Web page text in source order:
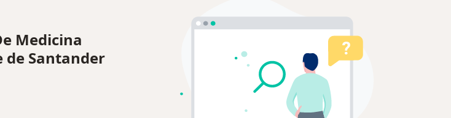
Medicina
de Santander